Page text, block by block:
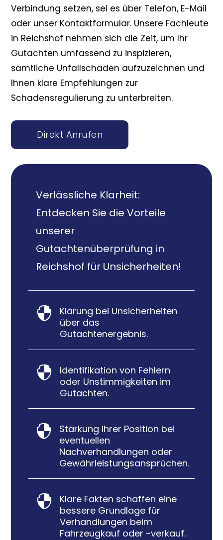
Verbindung setzen, sei es über Telefon, E-Mail
oder unser Kontaktformular. Unsere Fachleute
in Reichshof nehmen sich die Zeit, um Ihr
Gutachten umfassend zu inspizieren,
sämtliche Unfallschäden aufzuzeichnen und
Ihnen klare Empfehlungen zur
Schadensregulierung zu unterbreiten.
Direkt Anrufen
Verlässliche Klarheit:
Entdecken Sie die Vorteile
unserer
Gutachtenüberprüfung in
Reichshof für Unsicherheiten!

Klärung bei Unsicherheiten
über das
Gutachtenergebnis.

Identifikation von Fehlern
oder Unstimmigkeiten im
Gutachten.

Stärkung Ihrer Position bei
eventuellen
Nachverhandlungen oder
Gewährleistungsansprüchen.

Klare Fakten schaffen eine
bessere Grundlage für
Verhandlungen beim
Fahrzeugkauf oder -verkauf.